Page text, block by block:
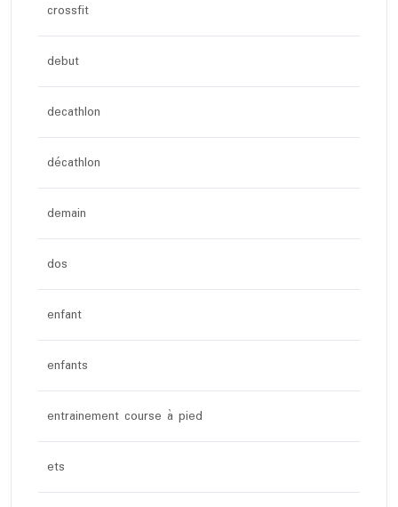
crossfit
debut
decathlon
décathlon
demain
dos
enfant
enfants
entrainement course à pied
ets